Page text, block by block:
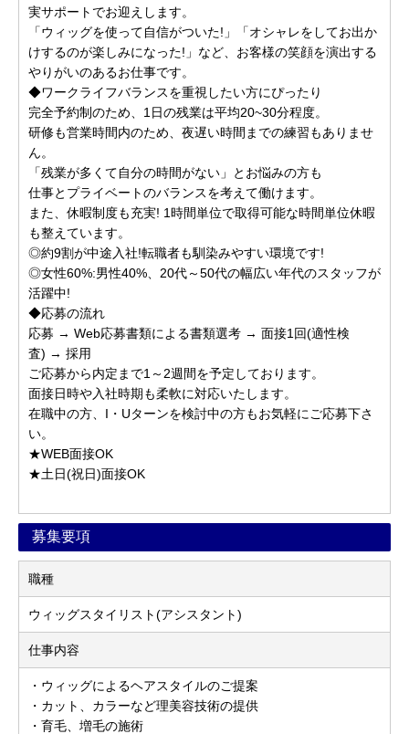
実サポートでお迎えします。
「ウィッグを使って自信がついた!」「オシャレをしてお出か
けするのが楽しみになった!」など、お客様の笑顔を演出する
やりがいのあるお仕事です。
◆ワークライフバランスを重視したい方にぴったり
完全予約制のため、1日の残業は平均20~30分程度。
研修も営業時間内のため、夜遅い時間までの練習もありませ
ん。
「残業が多くて自分の時間がない」とお悩みの方も
仕事とプライベートのバランスを考えて働けます。
また、休暇制度も充実! 1時間単位で取得可能な時間単位休暇
も整えています。
◎約9割が中途入社!転職者も馴染みやすい環境です!
◎女性60%:男性40%、20代～50代の幅広い年代のスタッフが
活躍中!
◆応募の流れ
応募 → Web応募書類による書類選考 → 面接1回(適性検
査) → 採用
ご応募から内定まで1～2週間を予定しております。
面接日時や入社時期も柔軟に対応いたします。
在職中の方、I・Uターンを検討中の方もお気軽にご応募下さ
い。
★WEB面接OK
★土日(祝日)面接OK
募集要項
職種
ウィッグスタイリスト(アシスタント)
仕事内容
・ウィッグによるヘアスタイルのご提案
・カット、カラーなど理美容技術の提供
・育毛、増毛の施術